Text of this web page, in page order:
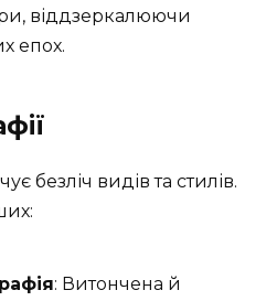
віддзеркалюючи
епох.
безліч видів та стилів.
: Витончена й